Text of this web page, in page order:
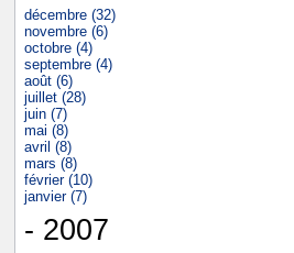
décembre (32)
novembre (6)
octobre (4)
septembre (4)
août (6)
juillet (28)
juin (7)
mai (8)
avril (8)
mars (8)
février (10)
janvier (7)
- 2007